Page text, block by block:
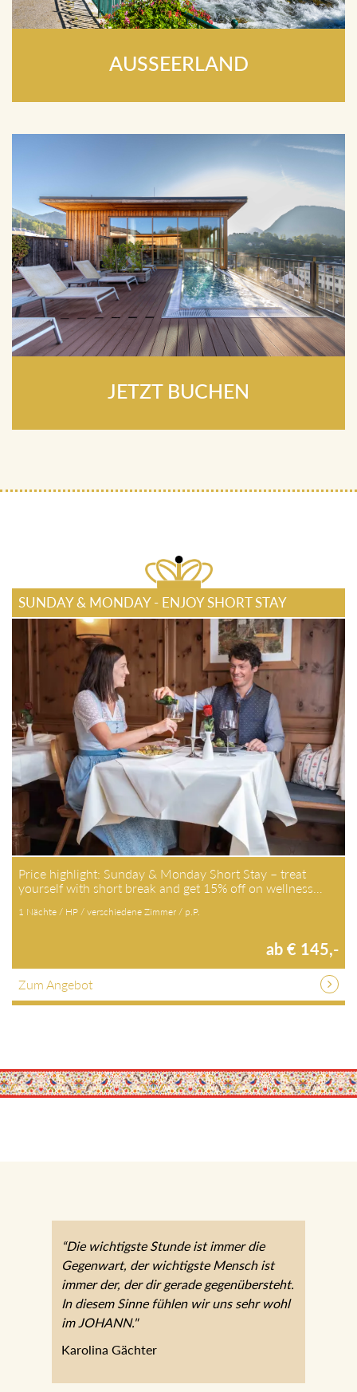
AUSSEERLAND
JETZT BUCHEN
SUNDAY & MONDAY - ENJOY SHORT STAY
Price highlight: Sunday & Monday Short Stay – treat
yourself with short break and get 15% off on wellness…
1 Nächte / HP / verschiedene Zimmer / p.P.
ab € 145,-
Zum Angebot
“Die wichtigste Stunde ist immer die
Gegenwart, der wichtigste Mensch ist
immer der, der dir gerade gegenübersteht.
In diesem Sinne fühlen wir uns sehr wohl
im JOHANN."
Karolina Gächter